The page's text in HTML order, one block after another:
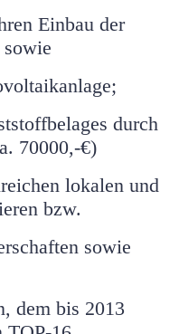
Einbau der
durch
70000,-€)
lokalen und
bzw.
sowie
dem bis 2013